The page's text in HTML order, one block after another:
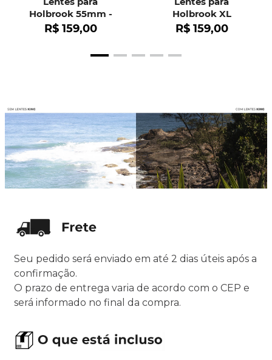
Holbrook 55mm -
OO9102
R$ 159,00
Holbrook XL
R$ 159,00
Seu pedido será enviado em até 2 dias úteis após a
confirmação.
O prazo de entrega varia de acordo com o CEP e
será informado no final da compra.